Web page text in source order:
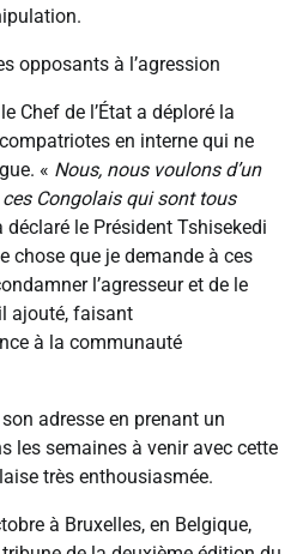
opposants à l’agression
Chef de l’État a déploré la
en interne qui ne
« Nous, nous voulons d’un
Congolais qui sont tous
déclaré le Président Tshisekedi
chose que je demande à ces
l’agresseur et de le
ajouté, faisant
à la communauté
adresse en prenant un
les semaines à venir avec cette
très enthousiasmée.
à Bruxelles, en Belgique,